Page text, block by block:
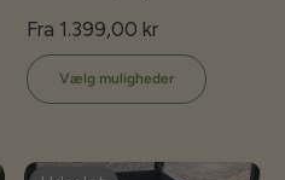
Fra 1.399,00 kr
Vælg muligheder